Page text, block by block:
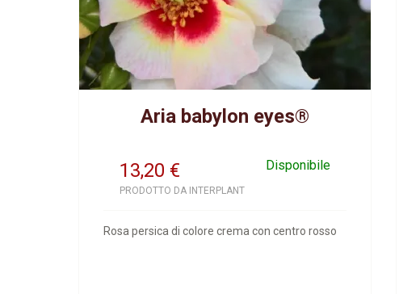
Aria babylon eyes®
13,20 Disponibile
€
PRODOTTO DA INTERPLANT
Rosa persica di colore crema con centro rosso